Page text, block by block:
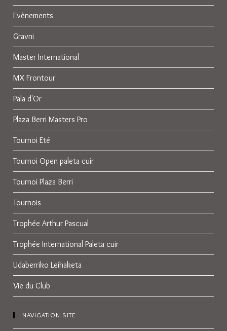
Evènements
Gravni
Master International
MX Frontour
Pala d'Or
Plaza Berri Masters Pro
Tournoi Eté
Tournoi Open paleta cuir
Tournoi Plaza Berri
Tournois
Trophée Arthur Pascual
Trophée International Paleta cuir
Udaberriko Leihaketa
Vie du Club
NAVIGATION SITE